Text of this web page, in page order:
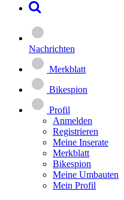
Nachrichten
Merkblatt
Bikespion
Profil
Anmelden
Registrieren
Meine Inserate
Merkblatt
Bikespion
Meine Umbauten
Mein Profil